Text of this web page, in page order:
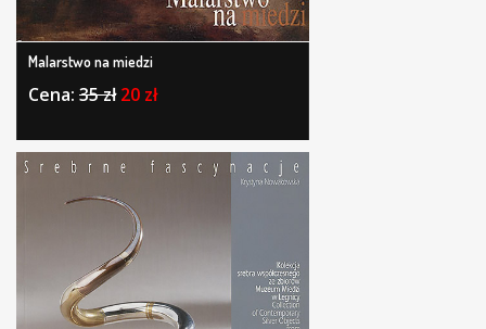
Malarstwo na miedzi
Cena: 35 zł 20 zł